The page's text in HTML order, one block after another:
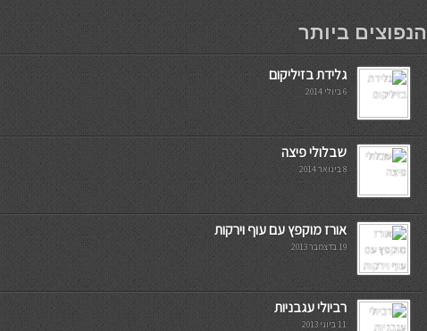
мостбет кг
הנפוצים ביותר
גלידת בזיליקום
6 ביולי 2014
שבלולי פיצה
8 בינואר 2014
אורז מוקפץ עם עוף וירקות
19 בדצמבר 2013
רביולי עגבניות
11 ביוני 2013